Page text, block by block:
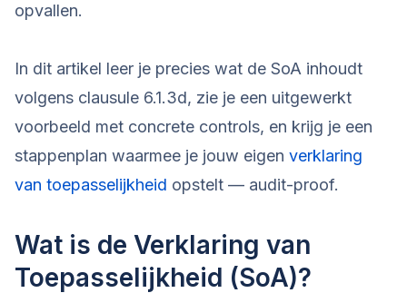
opvallen.
In dit artikel leer je precies wat de SoA inhoudt
volgens clausule 6.1.3d, zie je een uitgewerkt
voorbeeld met concrete controls, en krijg je een
stappenplan waarmee je jouw eigen verklaring
van toepasselijkheid opstelt — audit-proof.
Wat is de Verklaring van
Toepasselijkheid (SoA)?